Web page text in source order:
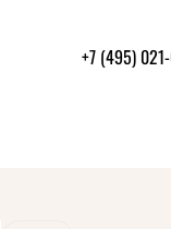
+7 (495)